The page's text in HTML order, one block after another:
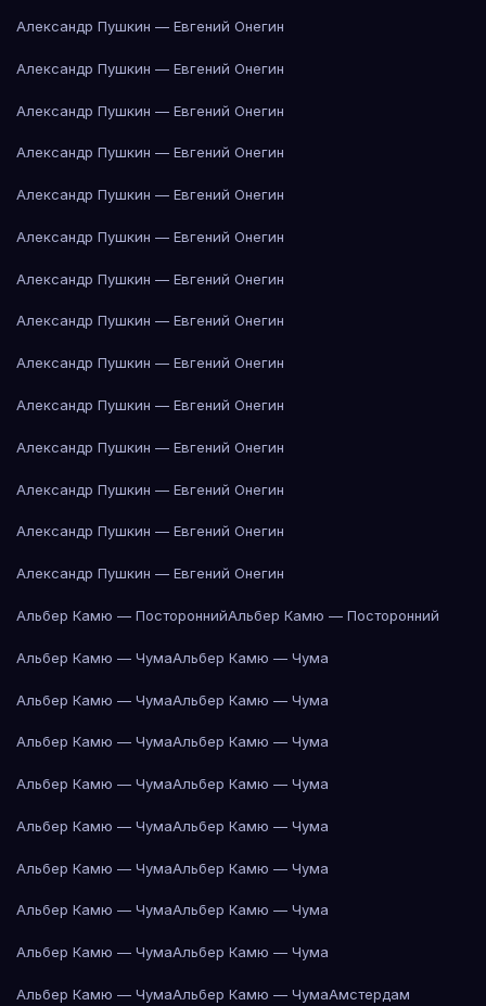
Александр Пушкин — Евгений Онегин
Александр Пушкин — Евгений Онегин
Александр Пушкин — Евгений Онегин
Александр Пушкин — Евгений Онегин
Александр Пушкин — Евгений Онегин
Александр Пушкин — Евгений Онегин
Александр Пушкин — Евгений Онегин
Александр Пушкин — Евгений Онегин
Александр Пушкин — Евгений Онегин
Александр Пушкин — Евгений Онегин
Александр Пушкин — Евгений Онегин
Александр Пушкин — Евгений Онегин
Александр Пушкин — Евгений Онегин
Александр Пушкин — Евгений Онегин
Альбер Камю — ПостороннийАльбер Камю — Посторонний
Альбер Камю — ЧумаАльбер Камю — Чума
Альбер Камю — ЧумаАльбер Камю — Чума
Альбер Камю — ЧумаАльбер Камю — Чума
Альбер Камю — ЧумаАльбер Камю — Чума
Альбер Камю — ЧумаАльбер Камю — Чума
Альбер Камю — ЧумаАльбер Камю — Чума
Альбер Камю — ЧумаАльбер Камю — Чума
Альбер Камю — ЧумаАльбер Камю — Чума
Альбер Камю — ЧумаАльбер Камю — ЧумаАмстердам